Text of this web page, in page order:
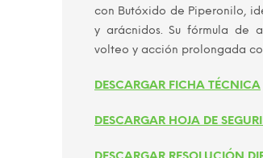
con Butóxido de Piperonilo,
y arácnidos. Su fórmula de
volteo y acción prolongada
DESCARGAR FICHA TÉCNICA
DESCARGAR HOJA DE